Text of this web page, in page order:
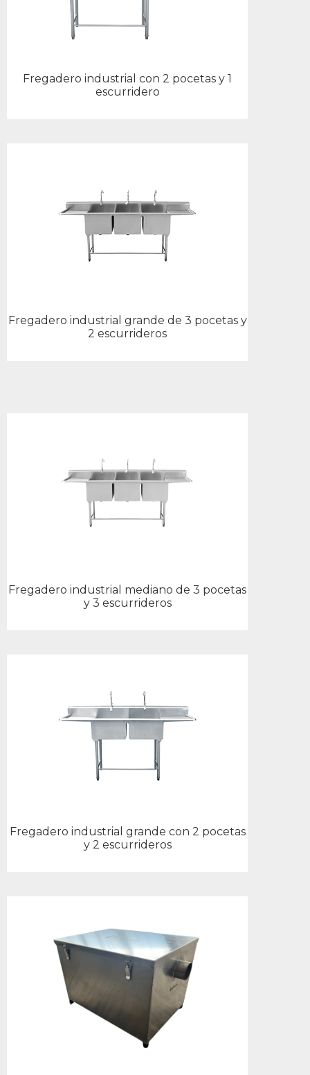
Fregadero industrial con 2 pocetas y 1
escurridero
Fregadero industrial grande de 3 pocetas y
2 escurrideros
Fregadero industrial mediano de 3 pocetas
y 3 escurrideros
Fregadero industrial grande con 2 pocetas
y 2 escurrideros